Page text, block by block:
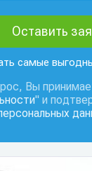
самые
Вы
" и